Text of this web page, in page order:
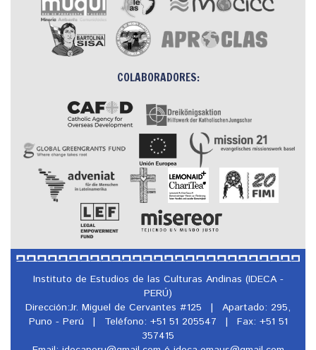
COLABORADORES:
Instituto de Estudios de las Culturas Andinas (IDECA -
PERÚ)
Dirección:Jr. Miguel de Cervantes #125
|
Apartado: 295,
Puno - Perú
| Teléfono: +51 51 205547 |
Fax: +51 51
357415